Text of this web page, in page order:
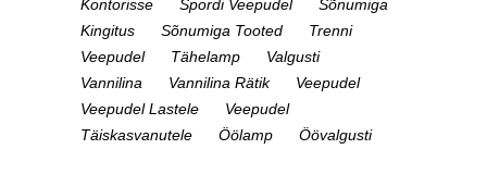
Kontorisse
Spordi Veepudel
Sõnumiga
Kingitus
Sõnumiga Tooted
Trenni
Veepudel
Tähelamp
Valgusti
Vannilina
Vannilina Rätik
Veepudel
Veepudel Lastele
Veepudel
Täiskasvanutele
Öölamp Öövalgusti